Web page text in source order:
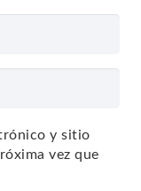
y sitio
vez que